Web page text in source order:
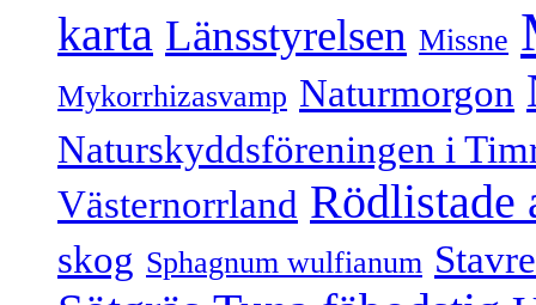
karta Länsstyrelsen Missne
Mykorrhizasvamp Naturmorgon
Naturskyddsföreningen i
Västernorrland Rödlistade
skog Sphagnum wulfianum